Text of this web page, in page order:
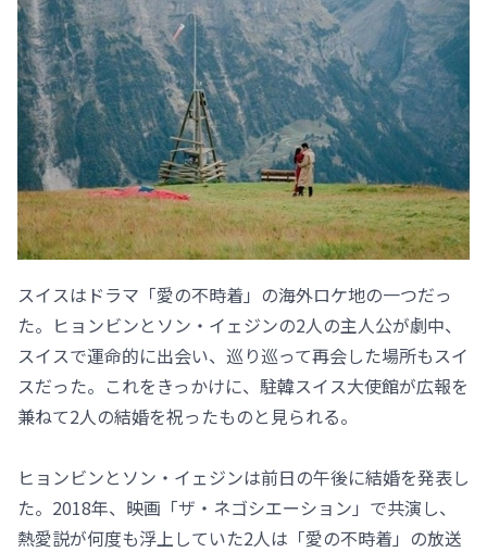
スイスはドラマ「愛の不時着」の海外ロケ地の一つだっ
た。ヒョンビンとソン・イェジンの2人の主人公が劇中、
スイスで運命的に出会い、巡り巡って再会した場所もスイ
スだった。これをきっかけに、駐韓スイス大使館が広報を
兼ねて2人の結婚を祝ったものと見られる。
ヒョンビンとソン・イェジンは前日の午後に結婚を発表し
た。2018年、映画「ザ・ネゴシエーション」で共演し、
熱愛説が何度も浮上していた2人は「愛の不時着」の放送